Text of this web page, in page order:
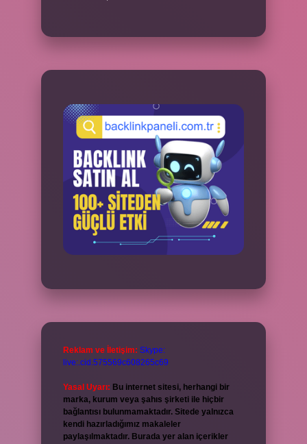
Reklam ve İletişim: Skype:
live:.cid.575569c608265c69
Yasal Uyarı: Bu internet sitesi, herhangi bir
marka, kurum veya şahıs şirketi ile hiçbir
bağlantısı bulunmamaktadır. Sitede yalnızca
kendi hazırladığımız makaleler
paylaşılmaktadır. Burada yer alan içerikler